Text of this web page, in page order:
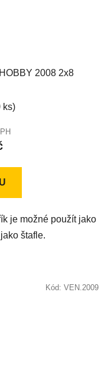
2008 2x8
ks)
je možné použít jako
štafle.
Kód: VEN.2009